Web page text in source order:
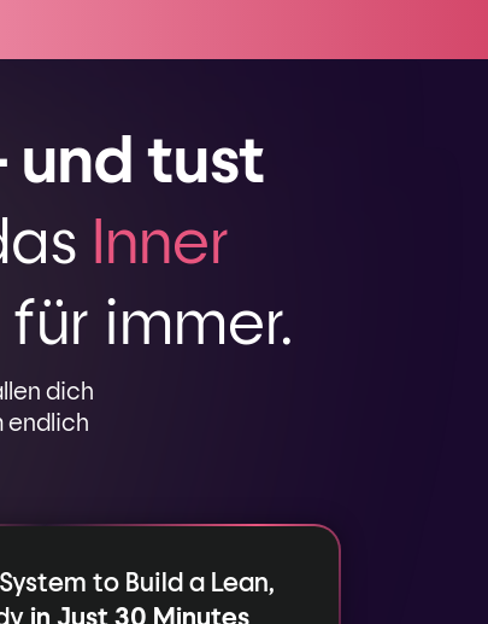
und tust
Inner
immer.
dich
endlich
to Build a Lean,
in Just 30 Minutes